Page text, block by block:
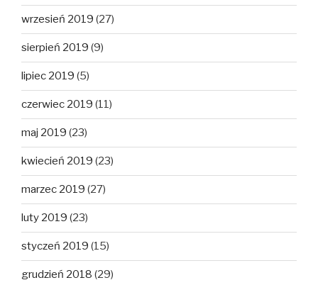
wrzesień 2019 (27)
sierpień 2019 (9)
lipiec 2019 (5)
czerwiec 2019 (11)
maj 2019 (23)
kwiecień 2019 (23)
marzec 2019 (27)
luty 2019 (23)
styczeń 2019 (15)
grudzień 2018 (29)